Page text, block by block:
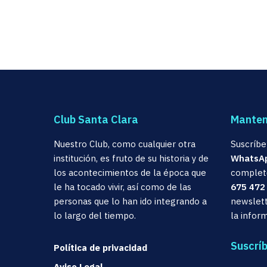
Club Santa Clara
Nuestro Club, como cualquier otra
institución, es fruto de su historia y de
los acontecimientos de la época que
le ha tocado vivir, así como de las
personas que lo han ido integrando a
lo largo del tiempo.
Política de privacidad
675
la